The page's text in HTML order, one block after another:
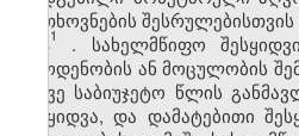
მოთხოვნების
31
. სახელმწიფო
რაოდენობის ან მოცულობის
იმავე საბიუჯეტო წლის
შესყიდვა, და დამატებითი